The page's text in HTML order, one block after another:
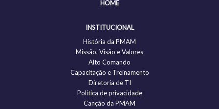
HOME
INSTITUCIONAL
História da PMAM
Missão, Visão e Valores
Alto Comando
Capacitação e Treinamento
Diretoria de TI
Politica de privacidade
Canção da PMAM